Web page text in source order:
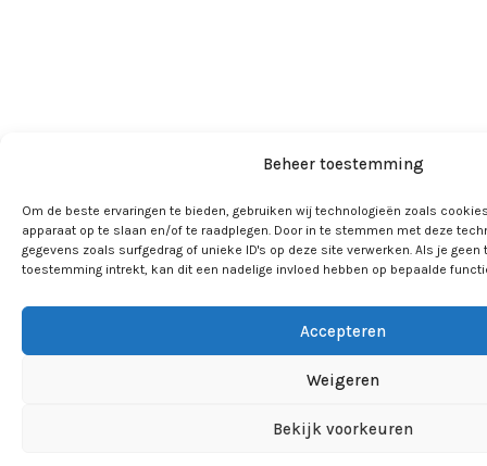
Beheer toestemming
Om de beste ervaringen te bieden, gebruiken wij technologieën zoals
apparaat op te slaan en/of te raadplegen. Door in te stemmen met deze
gegevens zoals surfgedrag of unieke ID's op deze site verwerken. Als je
toestemming intrekt, kan dit een nadelige invloed hebben op bepaalde
Accepteren
Weigeren
Bekijk voorkeuren